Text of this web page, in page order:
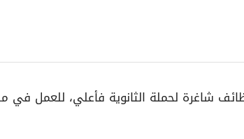
شاغرة لحملة الثانوية فأعلي، للعمل في